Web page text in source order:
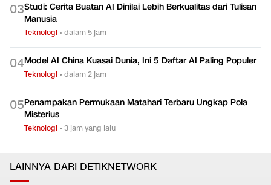
03Studi: Cerita Buatan AI Dinilai Lebih Berkualitas dari Tulisan
Manusia
Teknologi •dalam 5 jam
04Model AI China Kuasai Dunia, Ini 5 Daftar AI Paling Populer
Teknologi •dalam 2 jam
05Penampakan Permukaan Matahari Terbaru Ungkap Pola
Misterius
Teknologi •3 jam yang lalu
LAINNYA DARI DETIKNETWORK